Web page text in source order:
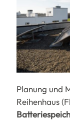
Planung und
Reihenhaus